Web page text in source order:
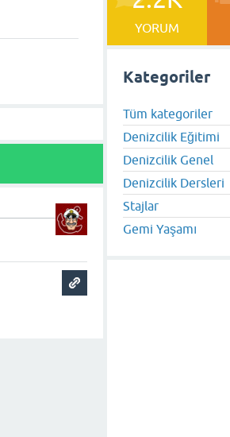
YORUM
Kategoriler
Tüm kategoriler
Denizcilik Eğitimi
Denizcilik Genel
Denizcilik Dersleri
Stajlar
Gemi Yaşamı